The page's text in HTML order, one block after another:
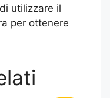
utilizzare il
per ottenere